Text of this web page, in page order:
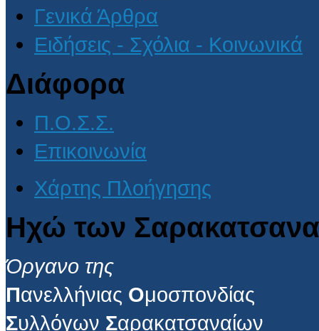
Γενικά Άρθρα
Ειδήσεις - Σχόλια - Κοινωνικά
Διάφορα
Π.Ο.Σ.Σ.
Επικοινωνία
Χάρτης Πλοήγησης
Ηχώ των
Όργανο της
Πανελλήνιας Ομοσπονδίας
Συλλόγων Σαρακατσαναίων